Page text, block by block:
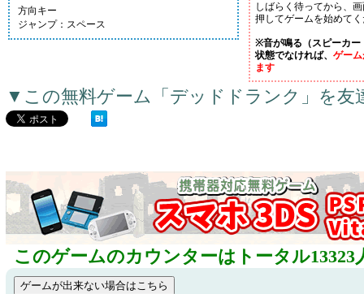
方向キー
ジャンプ：スペース
しばらく待ってから、
押してゲームを始めて
※音が鳴る（スピーカー
状態でなければ、 ゲー
ます
▼この無料ゲーム「デッドドランク」を友
このゲームのカウンターはトータル13323